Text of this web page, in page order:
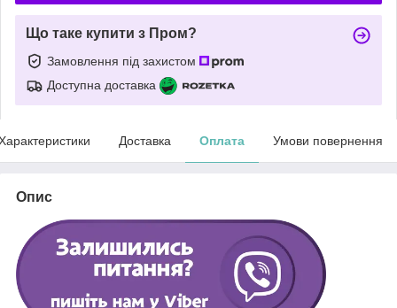
Що таке купити з Пром?
Замовлення під захистом
Доступна доставка
Доставка Оплата Умови повернення
Опис